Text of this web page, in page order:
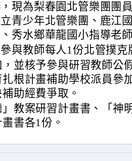
現為梨春園北管樂團團
青少年北管樂團、鹿江
秀水鄉華龍國小指導老師
與教師每人1份北管撲克
並核予參與研習教師公
根計畫補助學校派員參
助經費爭取。
教案研習計畫書、「神
書各1份。